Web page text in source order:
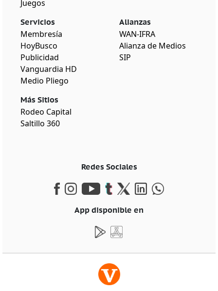
Juegos
Servicios
Membresía
HoyBusco
Publicidad
Vanguardia HD
Medio Pliego
Más Sitios
Rodeo Capital
Saltillo 360
Alianzas
WAN-IFRA
Alianza de Medios
SIP
Redes Sociales
App disponible en